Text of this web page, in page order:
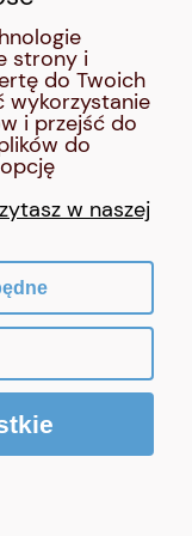
strony i
do Twoich
wykorzystanie
i przejść do
do
w naszej